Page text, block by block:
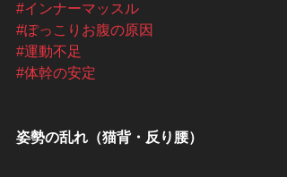
#インナーマッスル
#ぽっこりお腹の原因
#運動不足
#体幹の安定
姿勢の乱れ（猫背・反り腰）